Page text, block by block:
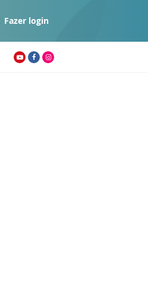
Fazer login